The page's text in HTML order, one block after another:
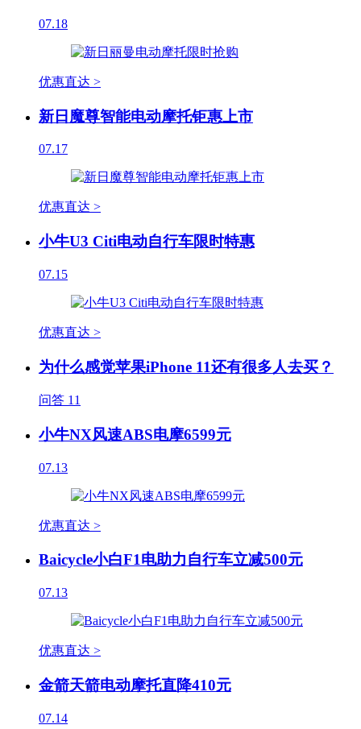
07.18
优惠直达 >
新日魔尊智能电动摩托钜惠上市
07.17
优惠直达 >
小牛U3 Citi电动自行车限时特惠
07.15
优惠直达 >
为什么感觉苹果iPhone 11还有很多人去买？
问答 11
小牛NX风速ABS电摩6599元
07.13
优惠直达 >
Baicycle小白F1电助力自行车立减500元
07.13
优惠直达 >
金箭天箭电动摩托直降410元
07.14